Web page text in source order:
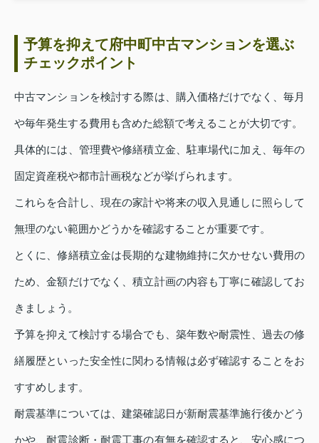
予算を抑えて府中町中古マンションを選ぶ
チェックポイント
中古マンションを検討する際は、購入価格だけでなく、毎月
や毎年発生する費用も含めた総額で考えることが大切です。
具体的には、管理費や修繕積立金、駐車場代に加え、毎年の
固定資産税や都市計画税などが挙げられます。
これらを合計し、現在の家計や将来の収入見通しに照らして
無理のない範囲かどうかを確認することが重要です。
とくに、修繕積立金は長期的な建物維持に欠かせない費用の
ため、金額だけでなく、積立計画の内容も丁寧に確認してお
きましょう。
予算を抑えて検討する場合でも、築年数や耐震性、過去の修
繕履歴といった安全性に関わる情報は必ず確認することをお
すすめします。
耐震基準については、建築確認日が新耐震基準施行後かどう
かや、耐震診断・耐震工事の有無を確認すると、安心感につ